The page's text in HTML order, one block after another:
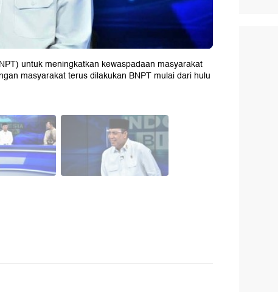
untuk meningkatkan kewaspadaan masyarakat
masyarakat terus dilakukan BNPT mulai dari hulu